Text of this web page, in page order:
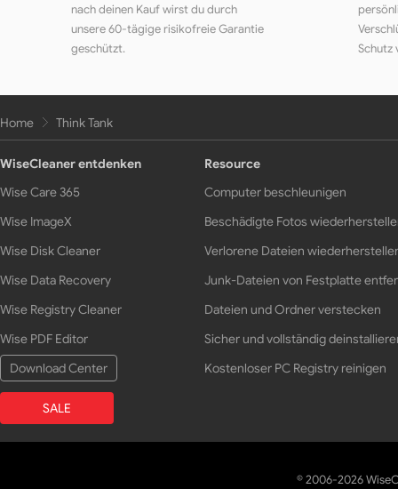
nach deinen Kauf wirst du durch
unsere 60-tägige risikofreie Garantie
geschützt.
Schutz
Home Think Tank
WiseCleaner entdenken
Wise Care 365
Wise ImageX
Wise Disk Cleaner
Wise Data Recovery
Wise Registry Cleaner
Wise PDF Editor
Download Center
SALE
Resource
Computer beschleunigen
Beschädigte Fotos
Verlorene Dateien
Junk-Dateien von Festplatte
Dateien und Ordner verstecken
Sicher und vollständig
Kostenloser PC Registry reinigen
© 2006-2026